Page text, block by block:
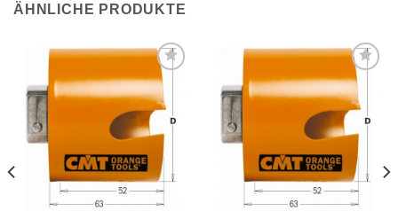
ÄHNLICHE PRODUKTE
Meine
Sägen
hinzufügen
Meine
Sägen
hinzufügen